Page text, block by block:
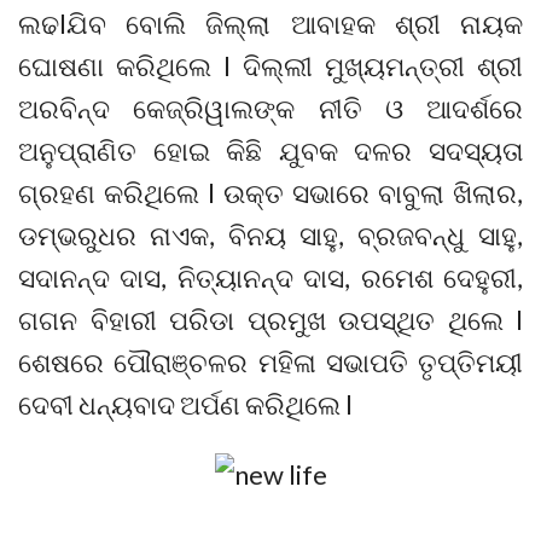
ଲଢlଯିବ ବୋଲି ଜିଲ୍ଲା ଆବାହକ ଶ୍ରୀ ନାୟକ
ଘୋଷଣା କରିଥିଲେ l ଦିଲ୍ଲୀ ମୁଖ୍ୟମନ୍ତ୍ରୀ ଶ୍ରୀ
ଅରବିନ୍ଦ କେଜ୍ରିୱାଲଙ୍କ ନୀତି ଓ ଆଦର୍ଶରେ
ଅନୁପ୍ରାଣିତ ହୋଇ କିଛି ଯୁବକ ଦଳର ସଦସ୍ୟତା
ଗ୍ରହଣ କରିଥିଲେ l ଉକ୍ତ ସଭାରେ ବାବୁଲା ଖିଲାର,
ଡମ୍ଭରୁଧର ନାଏକ, ବିନୟ ସାହୁ, ବ୍ରଜବନ୍ଧୁ ସାହୁ,
ସଦାନନ୍ଦ ଦାସ, ନିତ୍ୟାନନ୍ଦ ଦାସ, ରମେଶ ଦେହୁରୀ,
ଗଗନ ବିହାରୀ ପରିଡା ପ୍ରମୁଖ ଉପସ୍ଥିତ ଥିଲେ l
ଶେଷରେ ପୌରାଞ୍ଚଳର ମହିଳା ସଭାପତି ତୃପ୍ତିମୟୀ
ଦେବୀ ଧନ୍ୟବାଦ ଅର୍ପଣ କରିଥିଲେ l